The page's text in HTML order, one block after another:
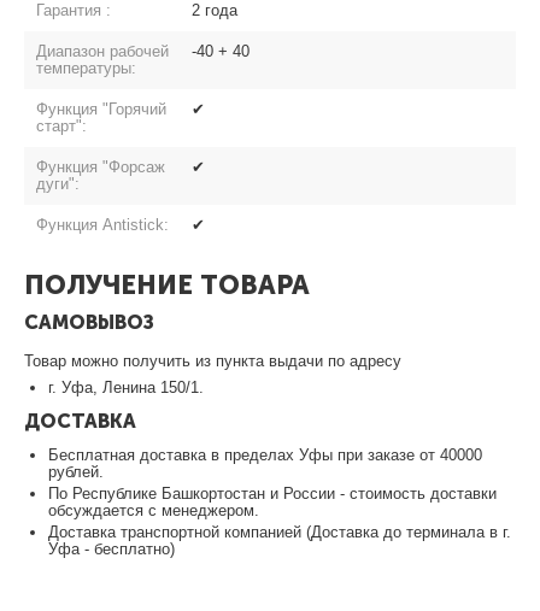
Гарантия : 2 года
Диапазон рабочей
температуры:
-40 + 40
Функция "Горячий
старт":
✔
Функция "Форсаж
дуги":
✔
Функция Antistick: ✔
ПОЛУЧЕНИЕ ТОВАРА
САМОВЫВОЗ
Товар можно получить из пункта выдачи по адресу
г. Уфа, Ленина 150/1.
ДОСТАВКА
Бесплатная доставка в пределах Уфы при заказе от 40000
рублей.
По Республике Башкортостан и России - стоимость доставки
обсуждается с менеджером.
Доставка транспортной компанией (Доставка до терминала в г.
Уфа - бесплатно)